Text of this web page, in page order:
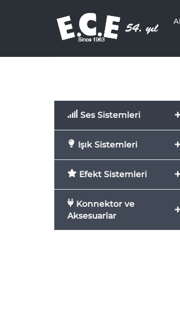
+
Ses Sistemleri
+
Işık Sistemleri
+
Efekt Sistemleri
+
Konnektor ve
Aksesuarlar